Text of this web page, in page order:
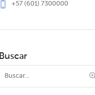
+57 (601) 7300000
Buscar